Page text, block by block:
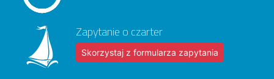
Zapytanie o czarter
Skorzystaj z formularza zapytania